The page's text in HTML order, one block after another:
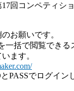
回コンペティシ
お願いです。
一括で閲覧でき
ます。
PASSでログイン